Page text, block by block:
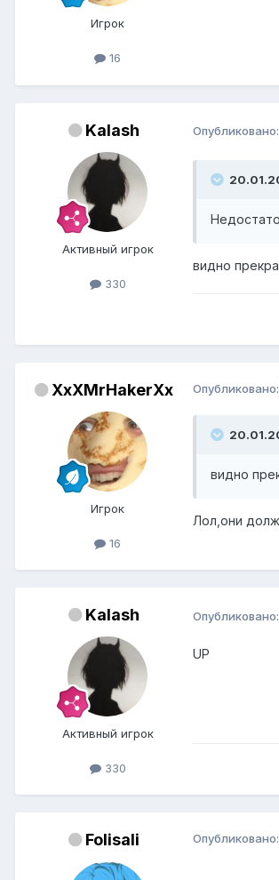
Игрок
16
Kalash
Активный игрок
330
Опубликовано:
видно
XxXMrHakerXx
Игрок
16
Опубликовано:
видно
Лол,они
Kalash
Активный игрок
330
Опубликовано:
UP
Folisali Опубликовано: